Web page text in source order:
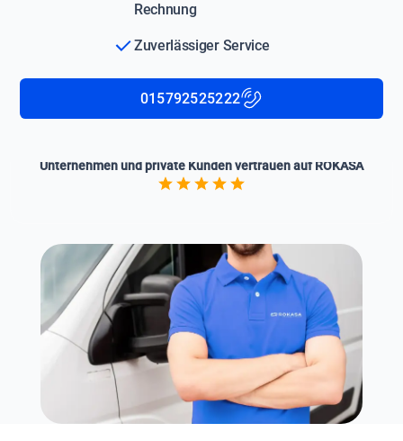
Rechnung
Zuverlässiger Service
015792525222
Unternehmen und private Kunden vertrauen auf ROKASA